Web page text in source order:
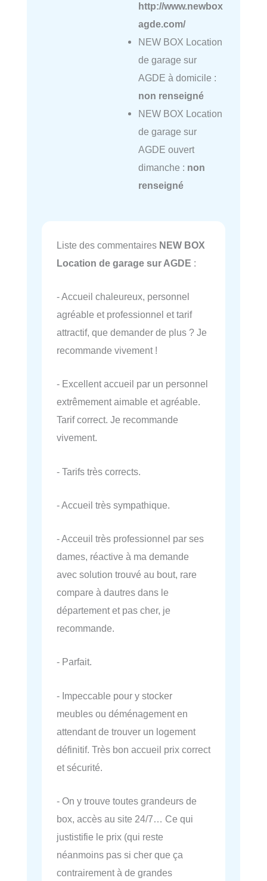
http://www.newbox
agde.com/
NEW BOX Location
de garage sur
AGDE à domicile :
non renseigné
NEW BOX Location
de garage sur
AGDE ouvert
dimanche : non
renseigné
Liste des commentaires NEW BOX
Location de garage sur AGDE :
- Accueil chaleureux, personnel
agréable et professionnel et tarif
attractif, que demander de plus ? Je
recommande vivement !
- Excellent accueil par un personnel
extrêmement aimable et agréable.
Tarif correct. Je recommande
vivement.
- Tarifs très corrects.
- Accueil très sympathique.
- Acceuil très professionnel par ses
dames, réactive à ma demande
avec solution trouvé au bout, rare
compare à dautres dans le
département et pas cher, je
recommande.
- Parfait.
- Impeccable pour y stocker
meubles ou déménagement en
attendant de trouver un logement
définitif. Très bon accueil prix correct
et sécurité.
- On y trouve toutes grandeurs de
box, accès au site 24/7… Ce qui
justistifie le prix (qui reste
néanmoins pas si cher que ça
contrairement à de grandes